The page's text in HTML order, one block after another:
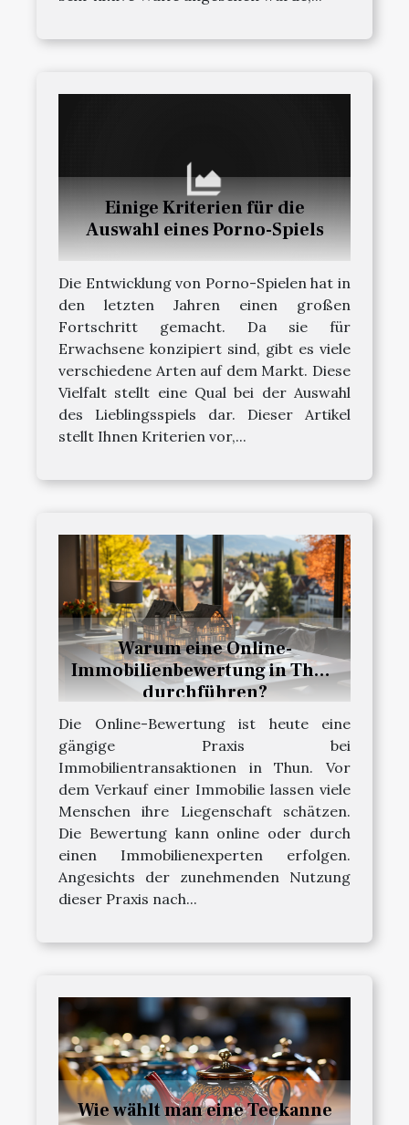
Einige Kriterien für die
Auswahl eines Porno-Spiels
Die Entwicklung von Porno-Spielen hat in
den letzten Jahren einen großen
Fortschritt gemacht. Da sie für
Erwachsene konzipiert sind, gibt es viele
verschiedene Arten auf dem Markt. Diese
Vielfalt stellt eine Qual bei der Auswahl
des Lieblingsspiels dar. Dieser Artikel
stellt Ihnen Kriterien vor,...
Warum eine Online-
Immobilienbewertung in Thun
durchführen?
Die Online-Bewertung ist heute eine
gängige Praxis bei
Immobilientransaktionen in Thun. Vor
dem Verkauf einer Immobilie lassen viele
Menschen ihre Liegenschaft schätzen.
Die Bewertung kann online oder durch
einen Immobilienexperten erfolgen.
Angesichts der zunehmenden Nutzung
dieser Praxis nach...
Wie wählt man eine Teekanne